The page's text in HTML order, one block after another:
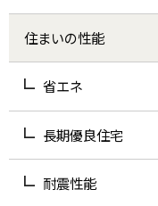
住まいの性能
省エネ
長期優良住宅
耐震性能